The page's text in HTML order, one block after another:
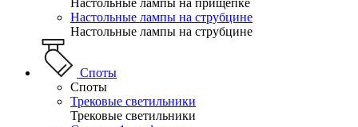
Настольные лампы на прищепке
Настольные лампы на струбцине
Настольные лампы на струбцине
Споты
Споты
Трековые светильники
Трековые светильники